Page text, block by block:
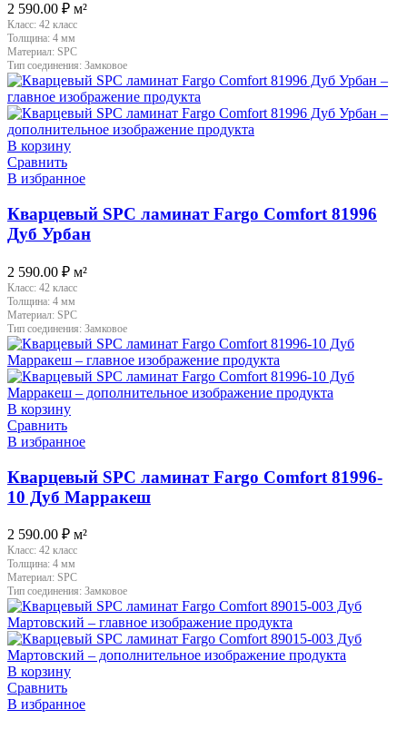
2 590.00 ₽ м²
Класс: 42 класс
Толщина: 4 мм
Материал: SPC
Тип соединения: Замковое
В корзину
Сравнить
В избранное
Кварцевый SPC ламинат Fargo Comfort 81996
Дуб Урбан
2 590.00 ₽ м²
Класс: 42 класс
Толщина: 4 мм
Материал: SPC
Тип соединения: Замковое
В корзину
Сравнить
В избранное
Кварцевый SPC ламинат Fargo Comfort 81996-
10 Дуб Марракеш
2 590.00 ₽ м²
Класс: 42 класс
Толщина: 4 мм
Материал: SPC
Тип соединения: Замковое
В корзину
Сравнить
В избранное